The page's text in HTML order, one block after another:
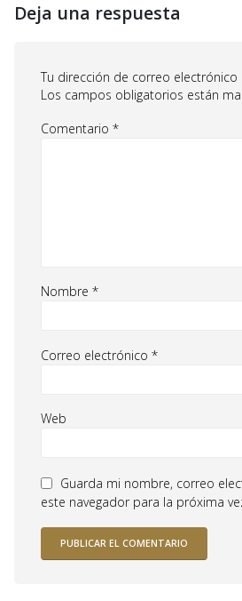
Deja una respuesta
Tu dirección de correo
Los campos obligatorios están
Comentario *
Nombre *
Correo electrónico *
Web
Guarda mi nombre, correo
este navegador para la próxima